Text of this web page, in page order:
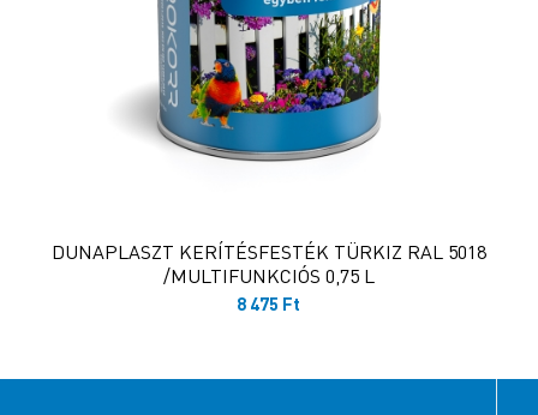
DUNAPLASZT KERÍTÉSFESTÉK TÜRKIZ RAL 5018
/MULTIFUNKCIÓS 0,75 L
8 475 Ft